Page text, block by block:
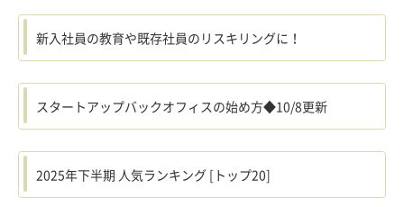
新入社員の教育や既存社員のリスキリングに！
スタートアップバックオフィスの始め方◆10/8更新
2025年下半期 人気ランキング [トップ20]